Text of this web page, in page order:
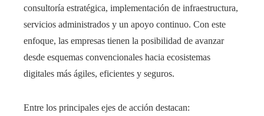
consultoría estratégica, implementación de infraestructura,
servicios administrados y un apoyo continuo. Con este
enfoque, las empresas tienen la posibilidad de avanzar
desde esquemas convencionales hacia ecosistemas
digitales más ágiles, eficientes y seguros.
Entre los principales ejes de acción destacan: